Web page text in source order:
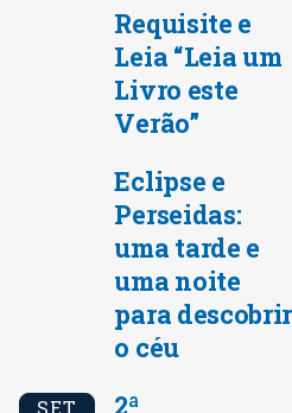
Requisite e
Leia “Leia um
Livro este
Verão”
Eclipse e
Perseidas:
uma tarde e
uma noite
para descobrir
o céu
SET
2ª